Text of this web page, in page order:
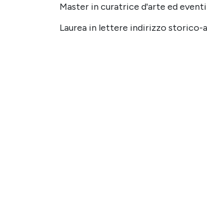
Master in curatrice d'arte ed
Laurea in lettere indirizzo